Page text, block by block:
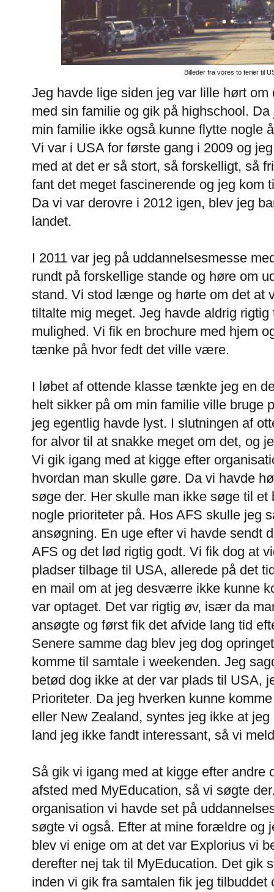
Billeder fra vores to ferier til
Jeg havde lige siden jeg var lille hørt
med sin familie og gik på highschool.
min familie ikke også kunne flytte nogle
Vi var i USA for første gang i 2009 og
med at det er så stort, så forskelligt, så
fant det meget fascinerende og jeg kom
Da vi var derovre i 2012 igen, blev jeg
landet.
I 2011 var jeg på uddannelsesmesse
rundt på forskellige stande og høre om
stand. Vi stod længe og hørte om det at
tiltalte mig meget. Jeg havde aldrig
mulighed. Vi fik en brochure med hjem
tænke på hvor fedt det ville være.
I løbet af ottende klasse tænkte jeg en
helt sikker på om min familie ville bruge
jeg egentlig havde lyst. I slutningen af
for alvor til at snakke meget om det, og
Vi gik igang med at kigge efter
hvordan man skulle gøre. Da vi havde
søge der. Her skulle man ikke søge til
nogle prioriteter på. Hos AFS skulle jeg
ansøgning. En uge efter vi havde sendt
AFS og det lød rigtig godt. Vi fik dog at
pladser tilbage til USA, allerede på det
en mail om at jeg desværre ikke kunne
var optaget. Det var rigtig øv, især da
ansøgte og først fik det afvide lang tid
Senere samme dag blev jeg dog
komme til samtale i weekenden. Jeg
betød dog ikke at der var plads til USA,
Prioriteter. Da jeg hverken kunne
eller New Zealand, syntes jeg ikke at
land jeg ikke fandt interessant, så vi
Så gik vi igang med at kigge efter andre
afsted med MyEducation, så vi søgte
organisation vi havde set på
søgte vi også. Efter at mine forældre og
blev vi enige om at det var Explorius vi
derefter nej tak til MyEducation. Det gik
inden vi gik fra samtalen fik jeg